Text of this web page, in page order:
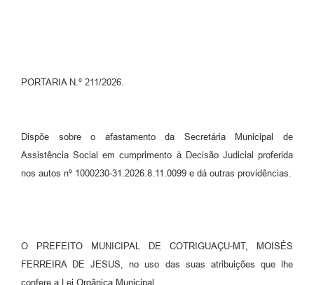
Projetos
Legislação
Editais
Telefones Úteis
Enquete
PORTARIA N.º 211/2026.
Dispõe sobre o afastamento da Secretária Municipal de
Assistência Social em cumprimento à Decisão Judicial proferida
nos autos nº 1000230-31.2026.8.11.0099 e dá outras providências.
O PREFEITO MUNICIPAL DE COTRIGUAÇU-MT, MOISÉS
FERREIRA DE JESUS, no uso das suas atribuições que lhe
confere a Lei Orgânica Municipal.